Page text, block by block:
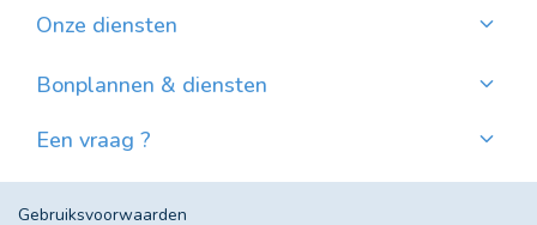
Kwalitatievepellets bestellen
Onze diensten
Waar pellets vinden?
Bonplannen & diensten
Evolutie van de Mazoutprijs in België
Een vraag ?
Gebruiksvoorwaarden